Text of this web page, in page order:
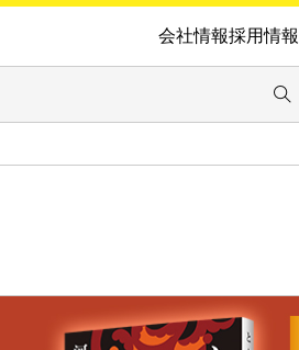
会社情報採用情報